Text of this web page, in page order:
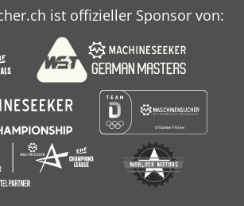
ist offizieller Sponsor von: